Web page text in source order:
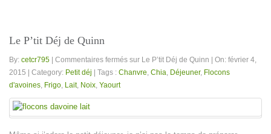
Le P’tit Déj de Quinn
By:cetcr795 Commentaires fermés sur Le P’tit Déj de Quinn
On: février 4,
2015
Category: Petit déj Tags :Chanvre,Chia, Déjeuner, Flocons
d'avoines, Frigo, Lait, Noix,Yaourt